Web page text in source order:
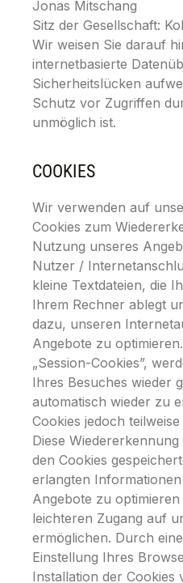
Jonas Mitschang
Sitz der Gesellschaft:
Wir weisen Sie darauf
internetbasierte
Sicherheitslücken
Schutz vor Zugriffen
unmöglich ist.
COOKIES
Wir verwenden auf
Cookies zum
Nutzung unseres
Nutzer /
kleine Textdateien, die
Ihrem Rechner ablegt
dazu, unseren
Angebote zu
„Session-Cookies”,
Ihres Besuches wieder
automatisch wieder zu
Cookies jedoch
Diese
den Cookies
erlangten
Angebote zu
leichteren Zugang auf
ermöglichen. Durch
Einstellung Ihres
Installation der Cookies